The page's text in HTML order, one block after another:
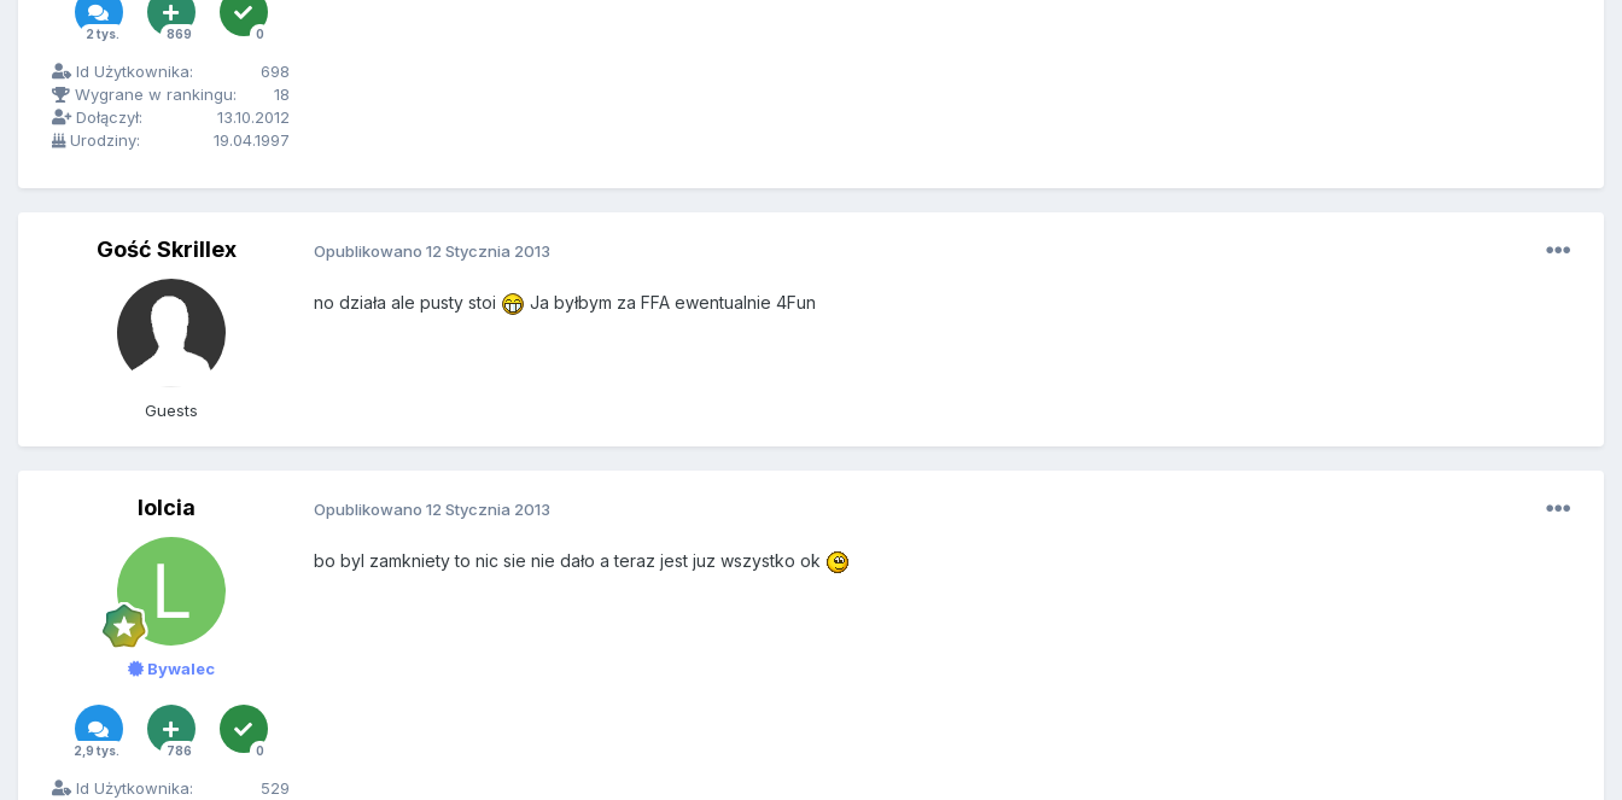
2 tys. 869 0
Id Użytkownika:
698
Wygrane w rankingu:
18
Dołączył:
13.10.2012
Urodziny:
19.04.1997
Gość Skrillex
Guests
Opublikowano 12 Stycznia 2013
no działa ale pusty stoi Ja byłbym za FFA ewentualnie 4Fun
lolcia
Bywalec
2,9 tys. 786 0
Id Użytkownika:
529
Opublikowano 12 Stycznia 2013
bo byl zamkniety to nic sie nie dało a teraz jest juz wszystko ok